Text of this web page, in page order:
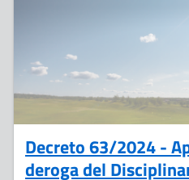
Decreto 63/2024 -
deroga del